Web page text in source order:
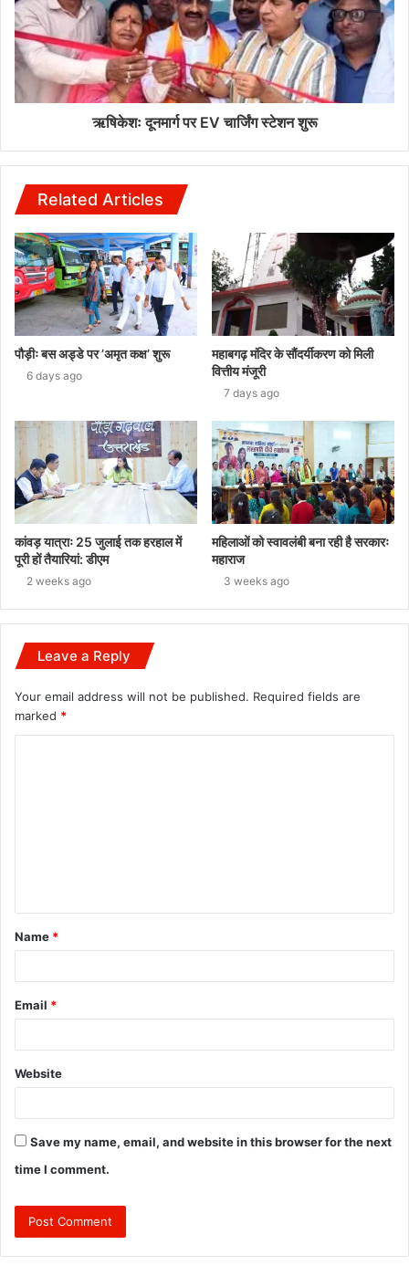
ऋषिकेशः दूनमार्ग पर EV चार्जिंग स्टेशन शुरू
Related Articles
पौड़ीः बस अड्डे पर ’अमृत कक्ष’ शुरू
6 days ago
महाबगढ़ मंदिर के सौंदर्यीकरण को मिली
वित्तीय मंजूरी
7 days ago
कांवड़ यात्राः 25 जुलाई तक हरहाल में
पूरी हों तैयारियां: डीएम
2 weeks ago
महिलाओं को स्वावलंबी बना रही है सरकारः
महाराज
3 weeks ago
Leave a Reply
Your email address will not be published. Required fields are
marked *
t
*
Name *
Email *
Website
Save my name, email, and website in this browser for the next
time I comment.